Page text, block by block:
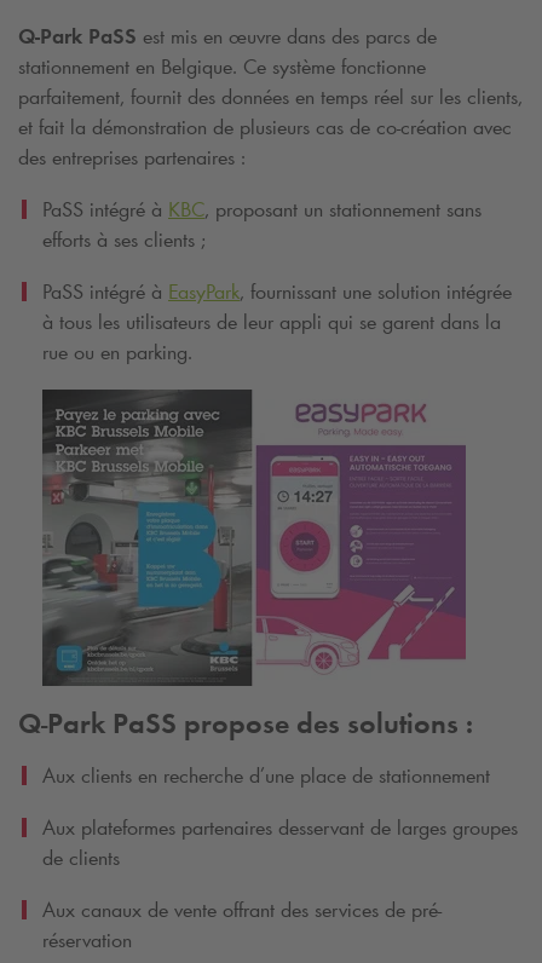
Q-Park PaSS est mis en œuvre dans des parcs de
stationnement en Belgique. Ce système fonctionne
parfaitement, fournit des données en temps réel sur les clients,
et fait la démonstration de plusieurs cas de co-création avec
des entreprises partenaires :
PaSS intégré à KBC, proposant un stationnement sans
efforts à ses clients ;
PaSS intégré à EasyPark, fournissant une solution intégrée
à tous les utilisateurs de leur appli qui se garent dans la
rue ou en parking.
Q-Park PaSS propose des solutions :
Aux clients en recherche d’une place de stationnement
Aux plateformes partenaires desservant de larges groupes
de clients
Aux canaux de vente offrant des services de pré-
réservation